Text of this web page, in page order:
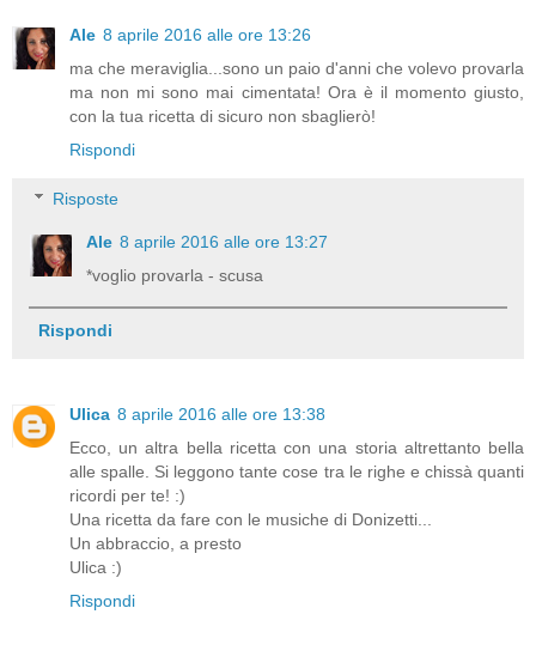
Ale 8 aprile 2016 alle ore 13:26
ma che meraviglia...sono un paio d'anni che volevo provarla
ma non mi sono mai cimentata! Ora è il momento giusto,
con la tua ricetta di sicuro non sbaglierò!
Rispondi
Risposte
Ale 8 aprile 2016 alle ore 13:27
*voglio provarla - scusa
Rispondi
Ulica 8 aprile 2016 alle ore 13:38
Ecco, un altra bella ricetta con una storia altrettanto bella
alle spalle. Si leggono tante cose tra le righe e chissà quanti
ricordi per te! :)
Una ricetta da fare con le musiche di Donizetti...
Un abbraccio, a presto
Ulica :)
Rispondi